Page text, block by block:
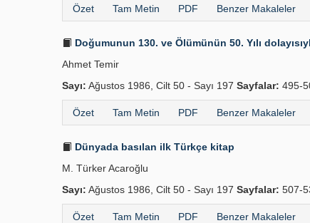
Özet Tam Metin PDF Benzer Makaleler
Doğumunun 130. ve Ölümünün 50. Yılı
Ahmet Temir
Sayı: Ağustos 1986, Cilt 50 - Sayı 197 Sayfalar: 495-
Özet Tam Metin PDF Benzer Makaleler
Dünyada basılan ilk Türkçe kitap
M. Türker Acaroğlu
Sayı: Ağustos 1986, Cilt 50 - Sayı 197 Sayfalar: 507-
Özet Tam Metin PDF Benzer Makaleler